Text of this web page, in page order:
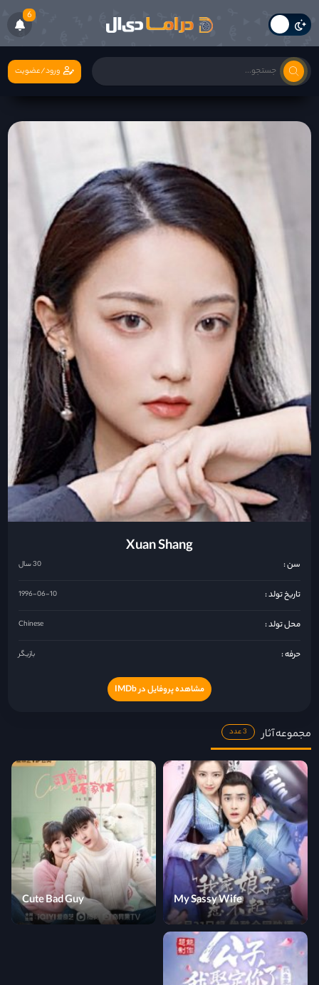
6
ورود/عضویت
Xuan Shang
سن : 30 سال
تاریخ تولد : 1996-06-10
محل تولد : Chinese
حرفه : بازیگر
مشاهده پروفایل در IMDb
مجموعه آثار 3 عدد
My Sassy Wife
Cute Bad Guy